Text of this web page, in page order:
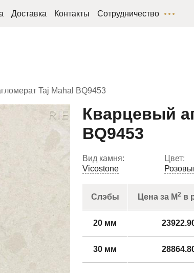
Доставка Контакты Сотрудничество
Taj Mahal BQ9453
Кварцевый
BQ9453
Вид камня:
Vicostone
Цвет:
Слэбы Цена за М2 в
20 мм
30 мм